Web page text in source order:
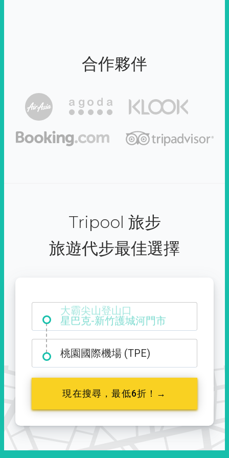
合作夥伴
Tripool 旅步
旅遊代步最佳選擇
大霸尖山登山口
桃園國際機場 (TPE)
現在搜尋，最低6折！→